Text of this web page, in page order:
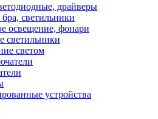
драйверы
светильники
освещение, фонари
светильники
светом
устройства